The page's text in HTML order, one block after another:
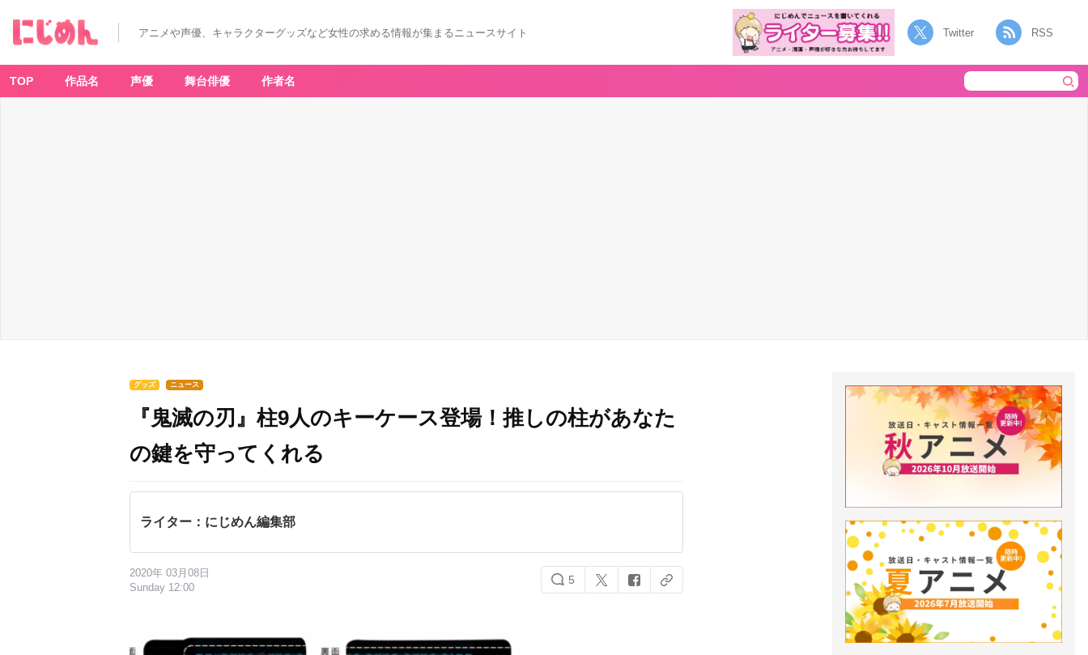
アニメや声優、キャラクターグッズなど女性の求める情報が集まるニュースサイト Twitter RSS
TOP 作品名 声優 舞台俳優 作者名
グッズ ニュース
『鬼滅の刃』柱9人のキーケース登場！推しの柱があなた
の鍵を守ってくれる
ライター：にじめん編集部
2020年 03月08日
Sunday 12:00
5